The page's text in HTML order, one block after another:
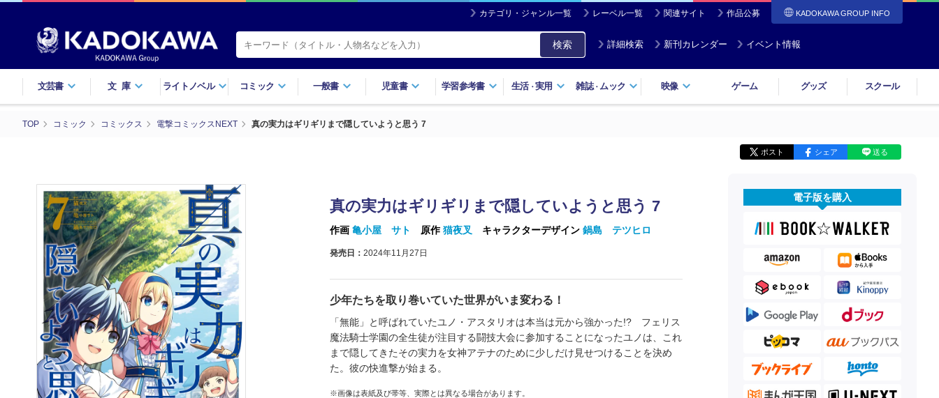
カテゴリ・ジャンル一覧 レーベル一覧 関連サイト 作品公募 KADOKAWA GROUP INFO
検索 詳細検索 新刊カレンダー イベント情報
文芸書 文庫 ライトノベル コミック 一般書 児童書 学習参考書 生活・実用 雑誌・ ムック 映像 ゲーム グッズ スクール
TOP コミック コミックス 電撃コミックスNEXT 真の実力はギリギリまで隠していようと思う 7
ポスト シェア 送る
真の実力はギリギリまで隠していようと思う 7
作画 亀小屋 サト 原作猫夜叉 キャラクターデザイン 鍋島 テツヒロ
発売日： 2024年11月27日
少年たちを取り巻いていた世界がいま変わる！
「無能」と呼ばれていたユノ・アスタリオは本当は元から強かった!? フェリス
魔法騎士学園の全生徒が注目する闘技大会に参加することになったユノは、これ
まで隠してきたその実力を女神アテナのために少しだけ見せつけることを決め
た。彼の快進撃が始まる。
※画像は表紙及び帯等、実際とは異なる場合があります。
電子版を購入